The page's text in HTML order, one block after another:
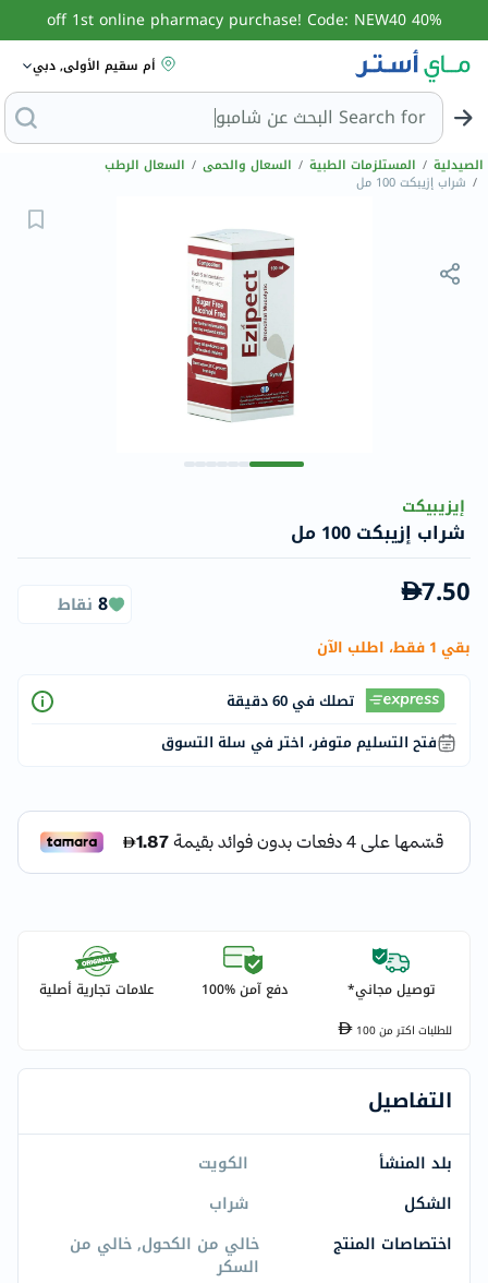
40% off 1st online pharmacy purchase! Code: NEW40
أم سقيم الأولى, دبي
Search for البحث
الصيدلية / المستلزمات الطبية / السعال والحمى / السعال الرطب
/ شراب إزيبكت 100 مل
إيزيبيكت
شراب إزيبكت 100 مل
7.50
8 نقاط
بقي 1 فقط، اطلب الآن
تصلك في 60 دقيقة
فتح التسليم متوفر، اختر في سلة التسوق
توصيل مجاني* دفع آمن %100 علامات تجارية أصلية
للطلبات اكتر من100
التفاصيل
بلد المنشأ
الكويت
الشكل
شراب
اختصاصات المنتج
خالي من الكحول, خالي من
السكر